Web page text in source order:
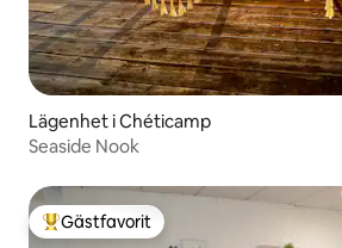
Lägenhet i Chéticamp
Seaside Nook
Populär gästfavorit
Gästfavorit